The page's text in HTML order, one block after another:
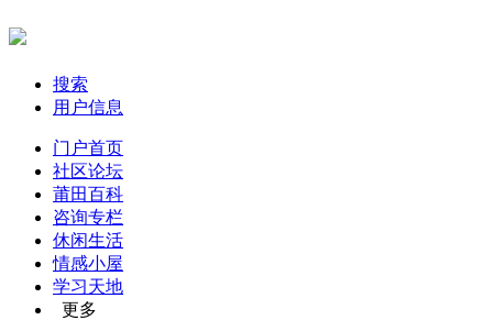
搜索
用户信息
门户首页
社区论坛
莆田百科
咨询专栏
休闲生活
情感小屋
学习天地
更多